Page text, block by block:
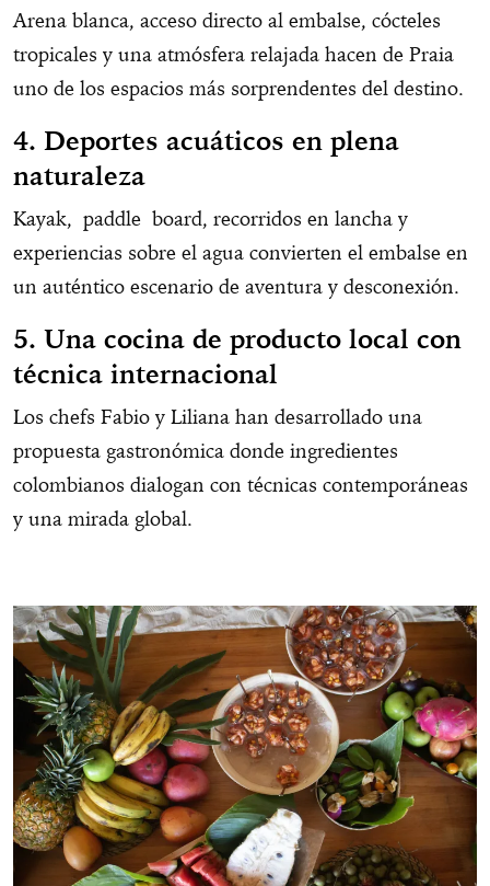
Arena blanca, acceso directo al embalse, cócteles
tropicales y una atmósfera relajada hacen de Praia
uno de los espacios más sorprendentes del destino.
4. Deportes acuáticos en plena
naturaleza
Kayak, paddle board, recorridos en lancha y
experiencias sobre el agua convierten el embalse en
un auténtico escenario de aventura y desconexión.
5. Una cocina de producto local con
técnica internacional
Los chefs Fabio y Liliana han desarrollado una
propuesta gastronómica donde ingredientes
colombianos dialogan con técnicas contemporáneas
y una mirada global.